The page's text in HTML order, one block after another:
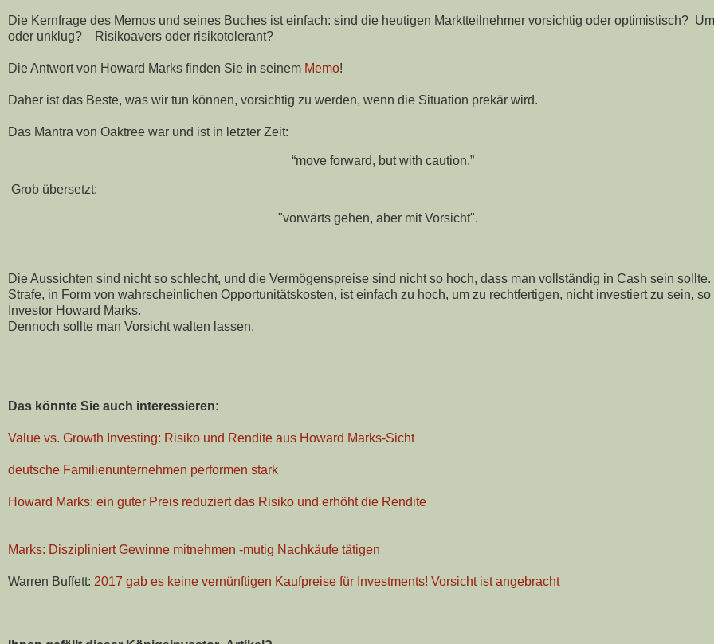
Die Kernfrage des Memos und seines Buches ist einfach: sind die heutigen Marktteilnehmer vorsichtig oder optimistisch?
oder unklug? Risikoavers oder risikotolerant?
Die Antwort von Howard Marks finden Sie in seinem Memo!
Daher ist das Beste, was wir tun können, vorsichtig zu werden, wenn die Situation prekär wird.
Das Mantra von Oaktree war und ist in letzter Zeit:
“move forward, but with caution.”
Grob übersetzt:
"vorwärts gehen, aber mit Vorsicht".
Die Aussichten sind nicht so schlecht, und die Vermögenspreise sind nicht so hoch, dass man vollständig in Cash sein sollte.
Strafe, in Form von wahrscheinlichen Opportunitätskosten, ist einfach zu hoch, um zu rechtfertigen, nicht investiert zu sein, so
Investor Howard Marks.
Dennoch sollte man Vorsicht walten lassen.
Das könnte Sie auch interessieren:
Value vs. Growth Investing: Risiko und Rendite aus Howard Marks-Sicht
deutsche Familienunternehmen performen stark
Howard Marks: ein guter Preis reduziert das Risiko und erhöht die Rendite
Marks: Diszipliniert Gewinne mitnehmen -mutig Nachkäufe tätigen
Warren Buffett: 2017 gab es keine vernünftigen Kaufpreise für Investments! Vorsicht ist angebracht